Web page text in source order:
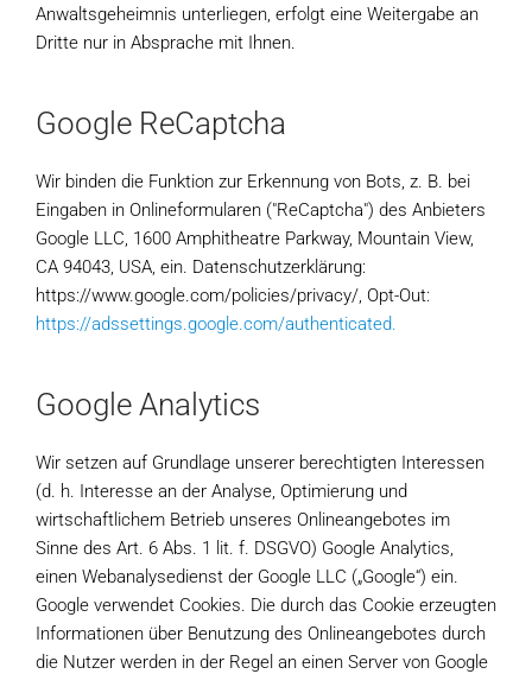
Anwaltsgeheimnis unterliegen, erfolgt eine Weitergabe an
Dritte nur in Absprache mit Ihnen.
Google ReCaptcha
Wir binden die Funktion zur Erkennung von Bots, z. B. bei
Eingaben in Onlineformularen ("ReCaptcha") des Anbieters
Google LLC, 1600 Amphitheatre Parkway, Mountain View,
CA 94043, USA, ein. Datenschutzerklärung:
https://www.google.com/policies/privacy/, Opt-Out:
https://adssettings.google.com/authenticated.
Google Analytics
Wir setzen auf Grundlage unserer berechtigten Interessen
(d. h. Interesse an der Analyse, Optimierung und
wirtschaftlichem Betrieb unseres Onlineangebotes im
Sinne des Art. 6 Abs. 1 lit. f. DSGVO) Google Analytics,
einen Webanalysedienst der Google LLC („Google“) ein.
Google verwendet Cookies. Die durch das Cookie erzeugten
Informationen über Benutzung des Onlineangebotes durch
die Nutzer werden in der Regel an einen Server von Google